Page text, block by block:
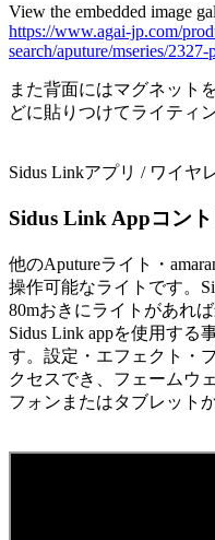
View the embedded image
https://www.agai-jp.com/
search/aputure/mseries/
また背面にはマグネット
どに貼りつけてライティ
Sidus Linkアプリ / ワイヤ
Sidus Link Appコン
他のAputureライト・
操作可能なライトです。
80mおきにライトがあれ
Sidus Link appを使用する
す。設定・エフェクト・
クセスでき、フェームウ
フォンまたはタブレット